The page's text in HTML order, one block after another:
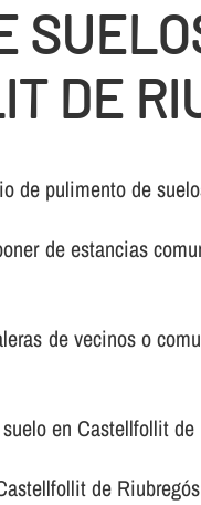
DE
de pulimento de
de estancias
de vecinos o
en Castellfollit de
de